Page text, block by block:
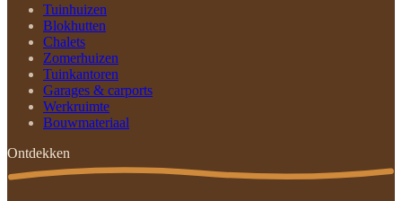
Tuinhuizen
Blokhutten
Chalets
Zomerhuizen
Tuinkantoren
Garages & carports
Werkruimte
Bouwmateriaal
Ontdekken